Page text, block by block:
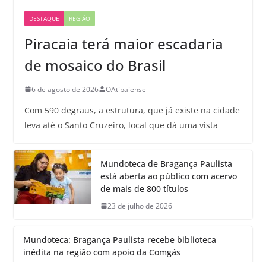
DESTAQUE REGIÃO
Piracaia terá maior escadaria
de mosaico do Brasil
6 de agosto de 2026 OAtibaiense
Com 590 degraus, a estrutura, que já existe na cidade
leva até o Santo Cruzeiro, local que dá uma vista
Mundoteca de Bragança Paulista
está aberta ao público com acervo
de mais de 800 títulos
23 de julho de 2026
Mundoteca: Bragança Paulista recebe biblioteca
inédita na região com apoio da Comgás